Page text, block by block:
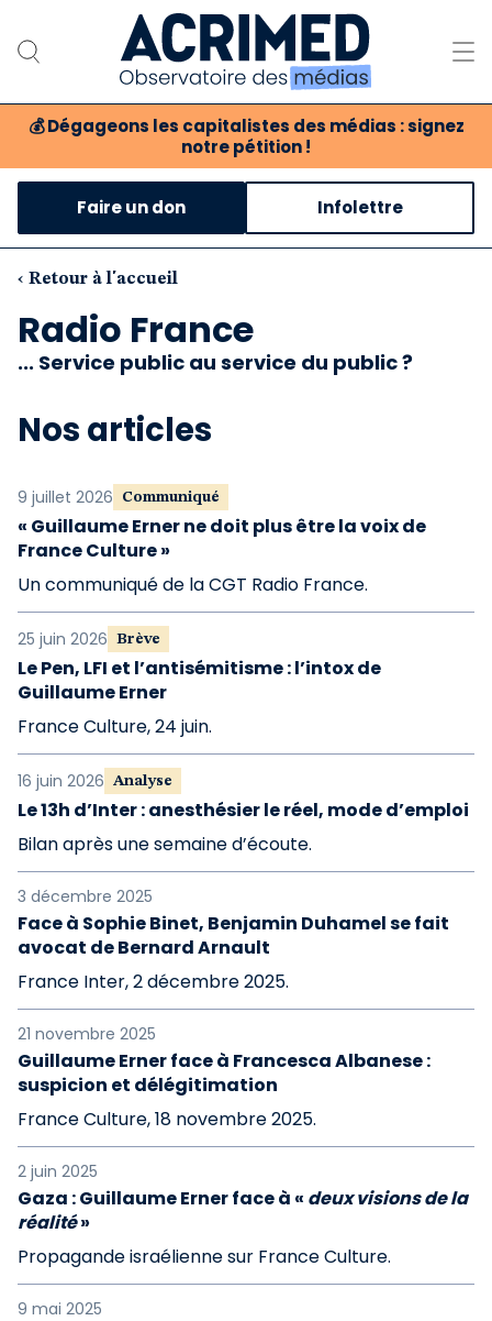
💰 Dégageons les capitalistes des médias : signez
notre pétition !
Notre association
Notre critique des médias
Nos propositions
Notre revue
Faire un don Infolettre
‹ Retour à l'accueil
Radio France
... Service public au service du public ?
Nos articles
9 juillet 2026 Communiqué
« Guillaume Erner ne doit plus être la voix de
France Culture »
Un communiqué de la CGT Radio France.
25 juin 2026 Brève
Le Pen, LFI et l’antisémitisme : l’intox de
Guillaume Erner
France Culture, 24 juin.
16 juin 2026 Analyse
Le 13h d’Inter : anesthésier le réel, mode d’emploi
Bilan après une semaine d’écoute.
3 décembre 2025
Face à Sophie Binet, Benjamin Duhamel se fait
avocat de Bernard Arnault
France Inter, 2 décembre 2025.
21 novembre 2025
Guillaume Erner face à Francesca Albanese :
suspicion et délégitimation
France Culture, 18 novembre 2025.
2 juin 2025
Gaza : Guillaume Erner face à « deux visions de la
réalité»
Propagande israélienne sur France Culture.
9 mai 2025